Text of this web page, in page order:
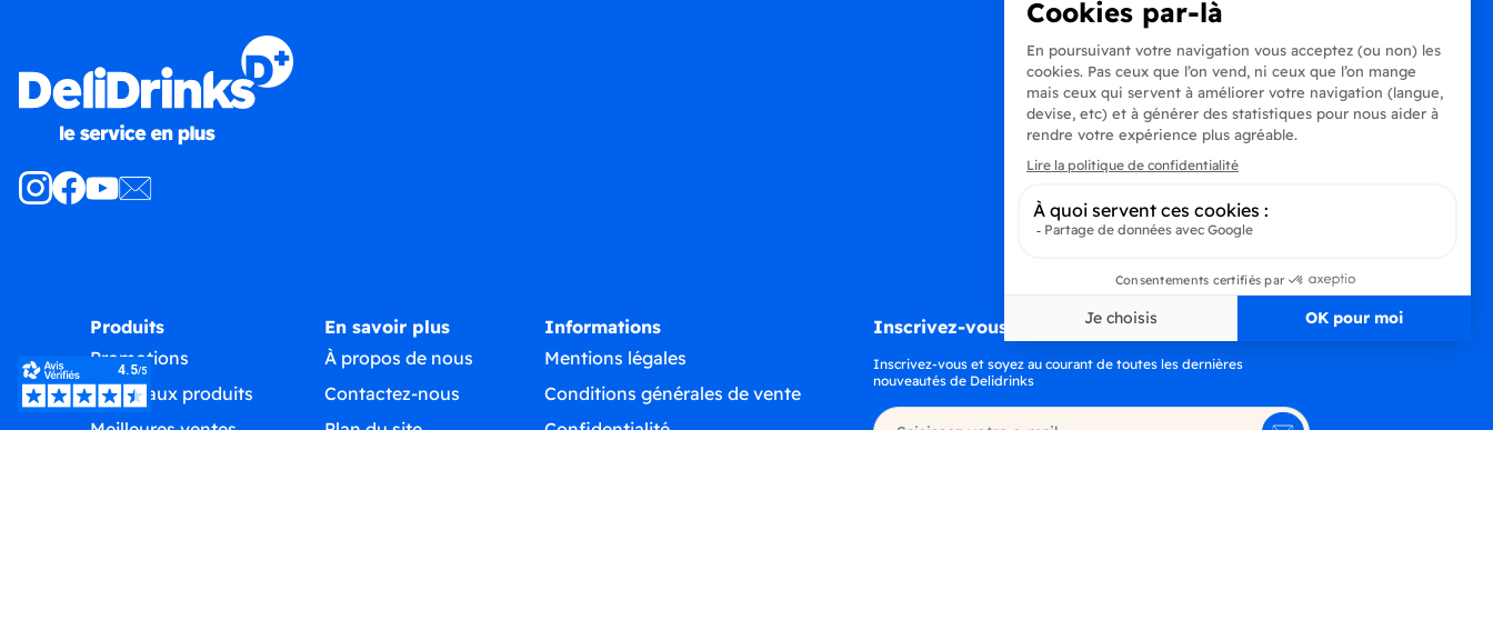
Produits
Promotions
Nouveaux produits
Meilleures ventes
En savoir plus
À propos de nous
Contactez-nous
Plan du site
Informations
Mentions légales
Conditions générales de vente
Confidentialité
Inscrivez-vous à la newsletter
Inscrivez-vous et soyez au courant de toutes les dernières
nouveautés de Delidrinks